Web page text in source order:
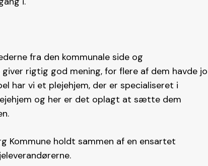
fra den kommunale side og
rigtig god mening, for flere af dem havde jo
har vi et plejehjem, der er specialiseret i
og her er det oplagt at sætte dem
Kommune holdt sammen af en ensartet